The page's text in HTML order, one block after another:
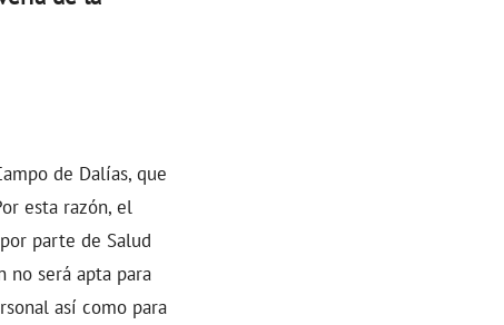
de Dalías, que
esta razón, el
parte de Salud
no será apta para
así como para